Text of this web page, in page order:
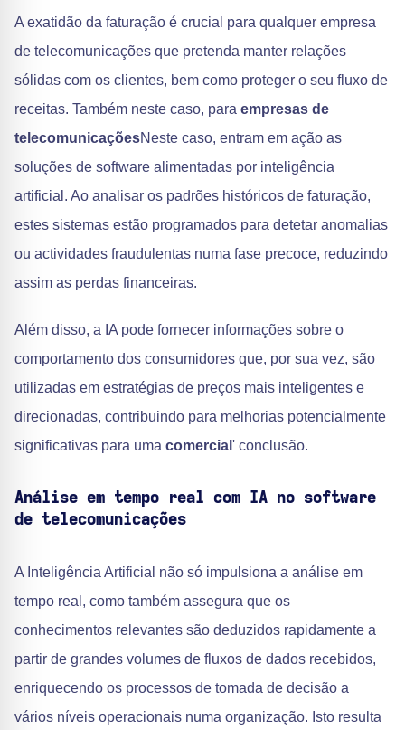
A exatidão da faturação é crucial para qualquer empresa
de telecomunicações que pretenda manter relações
sólidas com os clientes, bem como proteger o seu fluxo de
receitas. Também neste caso, para empresas de
telecomunicaçõesNeste caso, entram em ação as
soluções de software alimentadas por inteligência
artificial. Ao analisar os padrões históricos de faturação,
estes sistemas estão programados para detetar anomalias
ou actividades fraudulentas numa fase precoce, reduzindo
assim as perdas financeiras.
Além disso, a IA pode fornecer informações sobre o
comportamento dos consumidores que, por sua vez, são
utilizadas em estratégias de preços mais inteligentes e
direcionadas, contribuindo para melhorias potencialmente
significativas para uma comercial ' conclusão.
Análise em tempo real com IA no software
de telecomunicações
A Inteligência Artificial não só impulsiona a análise em
tempo real, como também assegura que os
conhecimentos relevantes são deduzidos rapidamente a
partir de grandes volumes de fluxos de dados recebidos,
enriquecendo os processos de tomada de decisão a
vários níveis operacionais numa organização. Isto resulta